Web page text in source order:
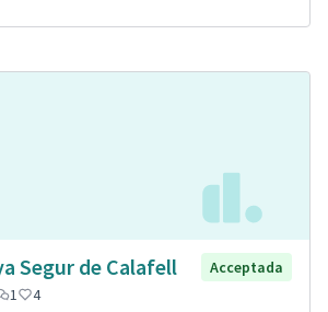
Segur de Calafell
Acceptada
1 4